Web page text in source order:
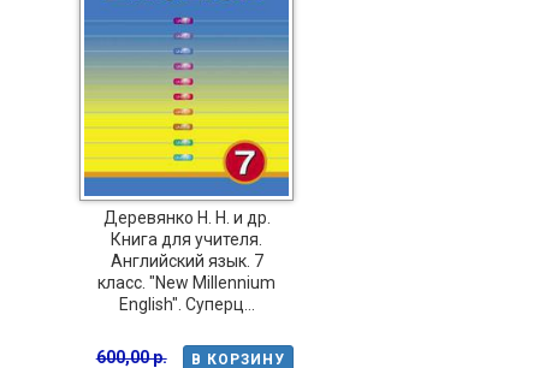
Деревянко Н. Н. и др.
Книга для учителя.
Английский язык. 7
класс. "New Millennium
English". Суперц...
В КОРЗИНУ
600,00 р.